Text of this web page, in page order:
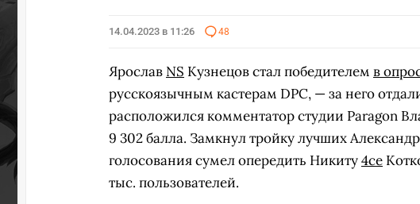
14.04.2023 в 11:26 48
Ярослав NS Кузнецов стал победителем в
русскоязычным кастерам DPC, — за него
расположился комментатор студии Paragon
9 302 балла. Замкнул тройку лучших Александр
голосования сумел опередить Никиту4ce
тыс. пользователей.